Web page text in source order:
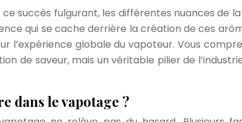
succès fulgurant, les différentes nuances de
qui se cache derrière la création de ces
l’expérience globale du vapoteur. Vous
de saveur, mais un véritable pilier de
dans le vapotage ?